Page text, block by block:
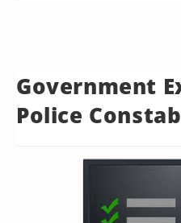
Government
Police